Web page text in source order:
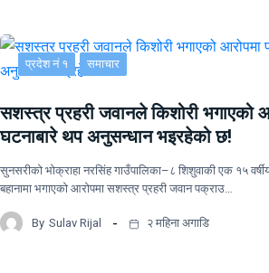
प्रदेश नं १ समाचार
सशस्त्र प्रहरी जवानले किशोरी भगाएको
घटनाबारे थप अनुसन्धान भइरहेको छ!
सुनसरीको भोक्राहा नरसिंह गाउँपालिका–८ शिशुवाकी एक १५
बहानामा भगाएको आरोपमा सशस्त्र प्रहरी जवान पक्राउ…
By Sulav Rijal २ महिना अगाडि